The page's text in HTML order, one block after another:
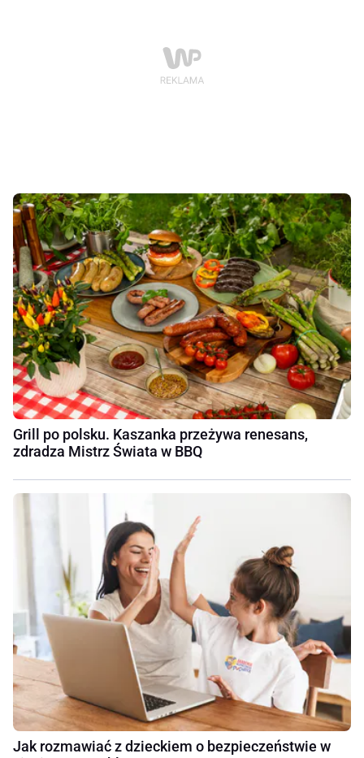
Grill po polsku. Kaszanka przeżywa renesans,
zdradza Mistrz Świata w BBQ
Jak rozmawiać z dzieckiem o bezpieczeństwie w